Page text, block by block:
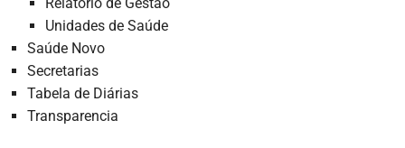
Unidades de Saúde
Saúde Novo
Secretarias
Tabela de Diárias
Transparencia